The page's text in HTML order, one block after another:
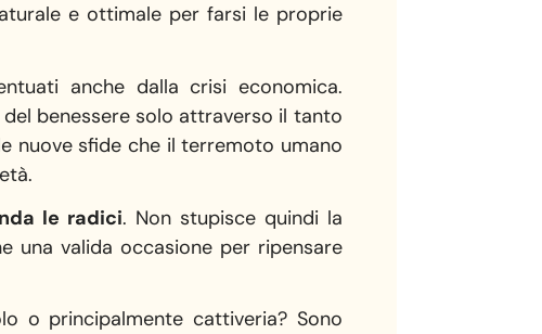
e ottimale per farsi le proprie
anche dalla crisi economica.
benessere solo attraverso il tanto
nuove sfide che il terremoto umano
le radici. Non stupisce quindi la
una valida occasione per ripensare
o principalmente cattiveria? Sono